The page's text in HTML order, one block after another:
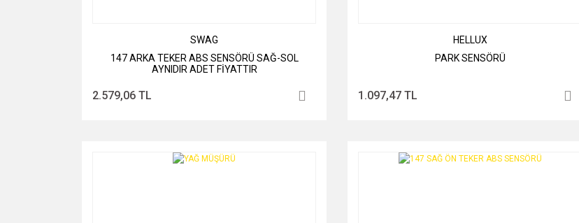
SWAG
147 ARKA TEKER ABS SENSÖRÜ SAĞ-SOL
AYNIDIR ADET FİYATTIR
2.579,06 TL
HELLUX
PARK SENSÖRÜ
1.097,47 TL